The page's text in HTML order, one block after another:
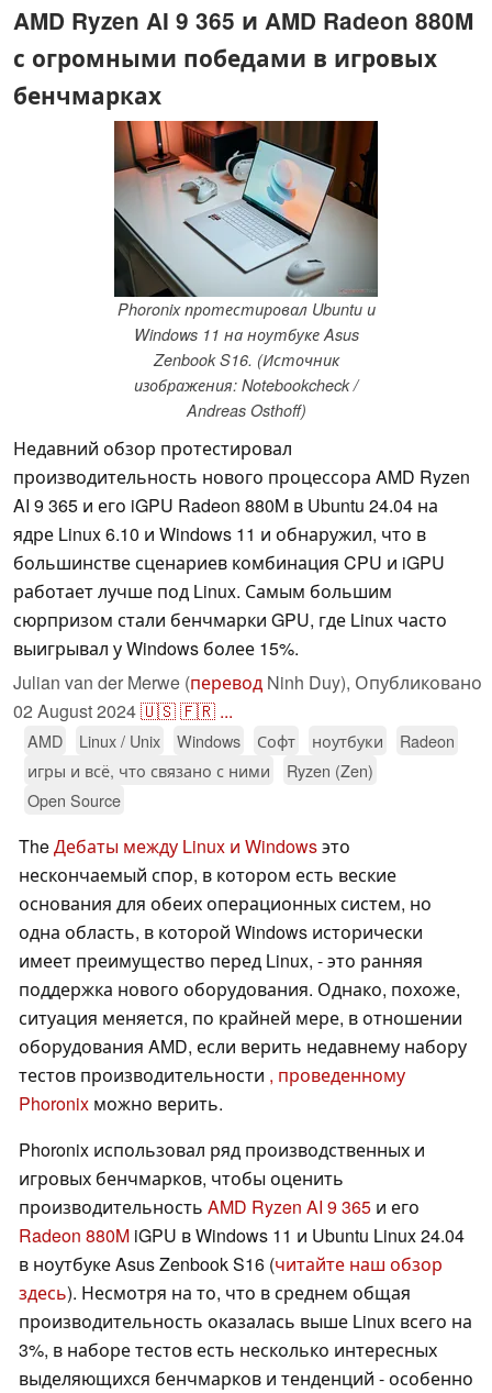
AMD Ryzen AI 9 365 и AMD Radeon 880M
с огромными победами в игровых
бенчмарках
Phoronix протестировал Ubuntu и
Windows 11 на ноутбуке Asus
Zenbook S16. (Источник
изображения: Notebookcheck /
Andreas Osthoff)
Недавний обзор протестировал
производительность нового процессора AMD Ryzen
AI 9 365 и его iGPU Radeon 880M в Ubuntu 24.04 на
ядре Linux 6.10 и Windows 11 и обнаружил, что в
большинстве сценариев комбинация CPU и iGPU
работает лучше под Linux. Самым большим
сюрпризом стали бенчмарки GPU, где Linux часто
выигрывал у Windows более 15%.
Julian van der Merwe (перевод Ninh Duy), Опубликовано
02 August 2024🇺🇸🇫🇷 ...
AMD Linux / Unix Windows Софт ноутбуки
Radeon
игры и всё, что связано с ними
Ryzen (Zen)
Open Source
TheДебаты между Linux и Windowsэто
нескончаемый спор, в котором есть веские
основания для обеих операционных систем, но
одна область, в которой Windows исторически
имеет преимущество перед Linux, - это ранняя
поддержка нового оборудования. Однако, похоже,
ситуация меняется, по крайней мере, в отношении
оборудования AMD, если верить недавнему набору
тестов производительности , проведенному
Phoronix можно верить.
Phoronix использовал ряд производственных и
игровых бенчмарков, чтобы оценить
производительность AMD Ryzen AI 9 365 и его
Radeon 880M iGPU в Windows 11 и Ubuntu Linux 24.04
в ноутбуке Asus Zenbook S16 (читайте наш обзор
здесь). Несмотря на то, что в среднем общая
производительность оказалась выше Linux всего на
3%, в наборе тестов есть несколько интересных
выделяющихся бенчмарков и тенденций - особенно